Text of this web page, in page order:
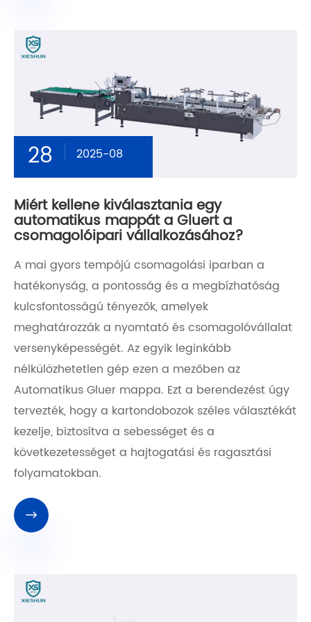
28 2025-08
Miért kellene kiválasztania egy
automatikus mappát a Gluert a
csomagolóipari vállalkozásához?
A mai gyors tempójú csomagolási iparban a
hatékonyság, a pontosság és a megbízhatóság
kulcsfontosságú tényezők, amelyek
meghatározzák a nyomtató és csomagolóvállalat
versenyképességét. Az egyik leginkább
nélkülözhetetlen gép ezen a mezőben az
Automatikus Gluer mappa. Ezt a berendezést úgy
tervezték, hogy a kartondobozok széles választékát
kezelje, biztosítva a sebességet és a
következetességet a hajtogatási és ragasztási
folyamatokban.
